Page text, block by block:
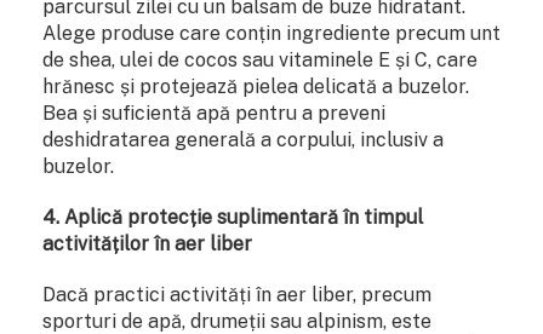
parcursul zilei cu un balsam de buze hidratant.
Alege produse care conțin ingrediente precum unt
de shea, ulei de cocos sau vitaminele E și C, care
hrănesc și protejează pielea delicată a buzelor.
Bea și suficientă apă pentru a preveni
deshidratarea generală a corpului, inclusiv a
buzelor.
4. Aplică protecție suplimentară în timpul
activităților în aer liber
Dacă practici activități în aer liber, precum
sporturi de apă, drumeții sau alpinism, este